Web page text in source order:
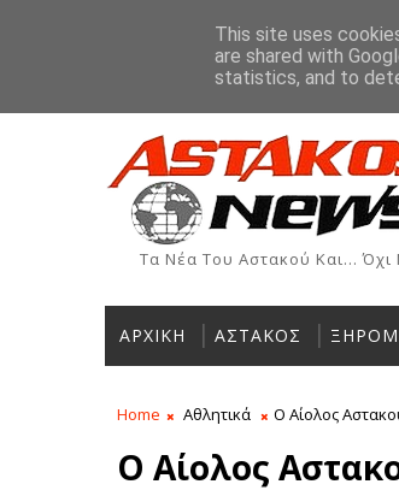
Ιστορία Χρήσιμα
ΡΟΗ ΕΙΔΗΣΕΩΝ
Τα Νέα Του Αστακού Και... Όχι
ΑΡΧΙΚΗ ΑΣΤΑΚΟΣ
Home Αθλητικά Ο Αίολος
Ο Αίολος
This site uses
are shared with
statistics, and to